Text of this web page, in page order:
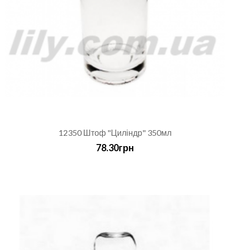
12350 Штоф "Циліндр" 350мл
78.30грн